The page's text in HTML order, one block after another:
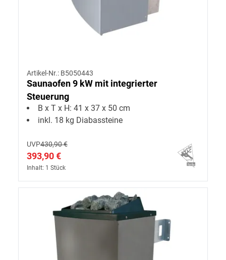
Artikel-Nr.: B5050443
Saunaofen 9 kW mit integrierter
Steuerung
B x T x H: 41 x 37 x 50 cm
inkl. 18 kg Diabassteine
UVP430,90 €
393,90 €
Inhalt: 1 Stück